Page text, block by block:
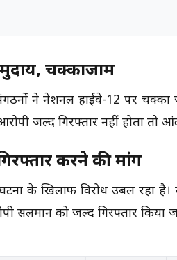
चक्काजाम
ने नेशनल हाईवे-12 पर चक्का
जल्द गिरफ्तार नहीं होता तो
करने की मांग
के खिलाफ विरोध उबल रहा
सलमान को जल्द गिरफ्तार